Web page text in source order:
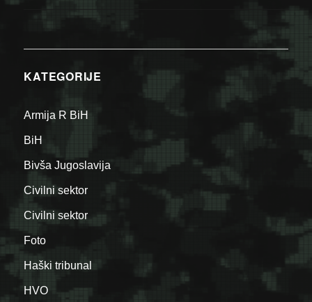
KATEGORIJE
Armija R BiH
BiH
Bivša Jugoslavija
Civilni sektor
Civilni sektor
Foto
Haški tribunal
HVO